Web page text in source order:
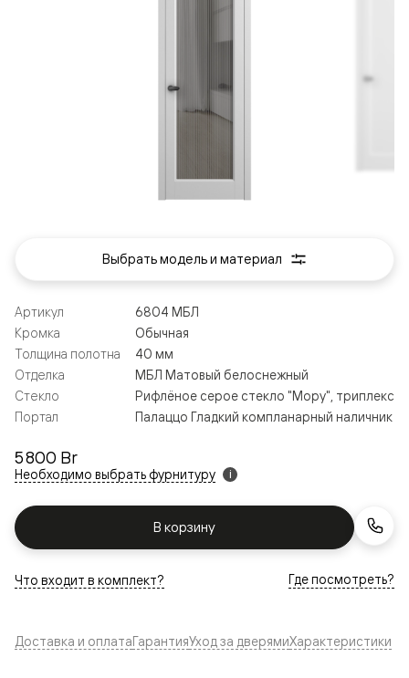
5 800 Br
Необходимо выбрать фурнитуру i
В корзину
Артикул
6804 МБЛ
Кромка
Обычная
Толщина полотна
40 мм
Отделка
МБЛ Матовый белоснежный
Стекло
Рифлёное серое стекло "Мору", триплекс
Портал
Палаццо Гладкий компланарный наличник
Что входит в комплект? Где посмотреть?
Выбрать модель и материал
Доставка и оплатаГарантияУход за дверямиХарактеристики